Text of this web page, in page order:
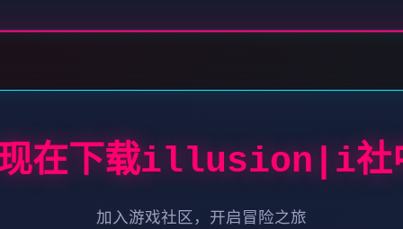
在下载illusion|i社
加入游戏社区，开启冒险之旅